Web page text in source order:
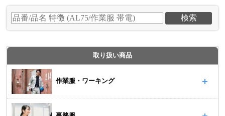
取り扱い商品
作業服・ワーキング